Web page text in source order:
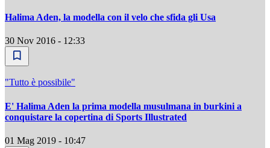
Halima Aden, la modella con il velo che sfida gli Usa
30 Nov 2016 - 12:33
"Tutto è possibile"
E' Halima Aden la prima modella musulmana in burkini a
conquistare la copertina di Sports Illustrated
01 Mag 2019 - 10:47